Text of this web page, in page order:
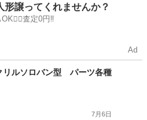
カバー リユース
形譲ってくれませんか？
査定0円‼️
Ad
リルソロバン型 パーツ各種
7月6日